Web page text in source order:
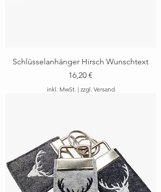
Schlüsselanhänger Hirsch Wunschtext
Preis
16,20 €
inkl. MwSt. | zzgl. Versand